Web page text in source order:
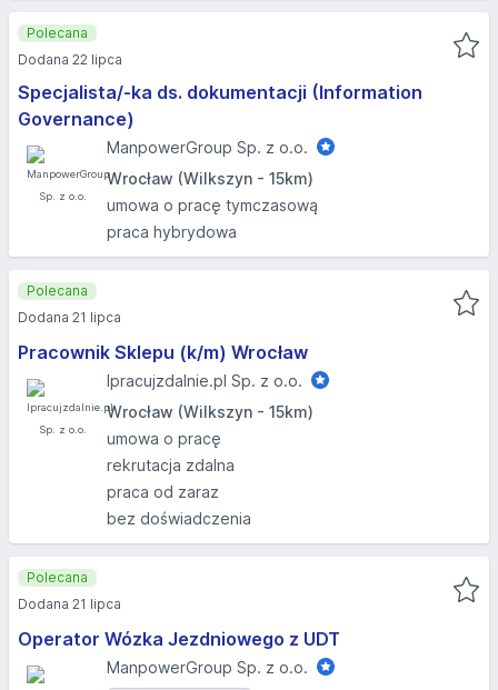
Specjalista/-ka ds. dokumentacji (Information
Governance)
ManpowerGroup Sp. z o.o.
Wrocław (Wilkszyn - 15km)
umowa o pracę tymczasową
praca hybrydowa
Polecana
Dodana 22 lipca
Pracownik Sklepu (k/m) Wrocław
Ipracujzdalnie.pl Sp. z o.o.
Wrocław (Wilkszyn - 15km)
umowa o pracę
rekrutacja zdalna
praca od zaraz
bez doświadczenia
Polecana
Dodana 21 lipca
Operator Wózka Jezdniowego z UDT
ManpowerGroup Sp. z o.o.
Polecana
Dodana 21 lipca